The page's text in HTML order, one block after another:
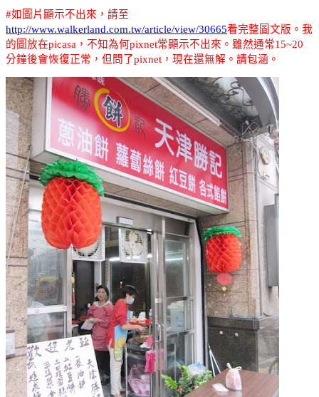
#如圖片顯示不出來，請至
http://www.walkerland.com.tw/article/view/30665看完整圖文版。我
的圖放在picasa，不知為何pixnet常顯示不出來。雖然通常15~20
分鐘後會恢復正常，但問了pixnet，現在還無解。請包涵。